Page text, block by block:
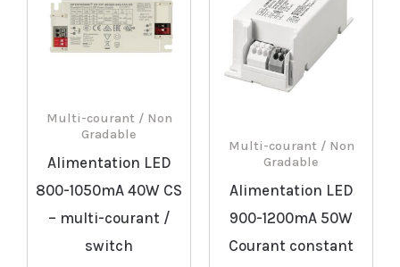
Multi-courant / Non
Gradable
Alimentation LED
800-1050mA 40W CS
– multi-courant /
switch
Multi-courant / Non
Gradable
Alimentation LED
900-1200mA 50W
Courant constant